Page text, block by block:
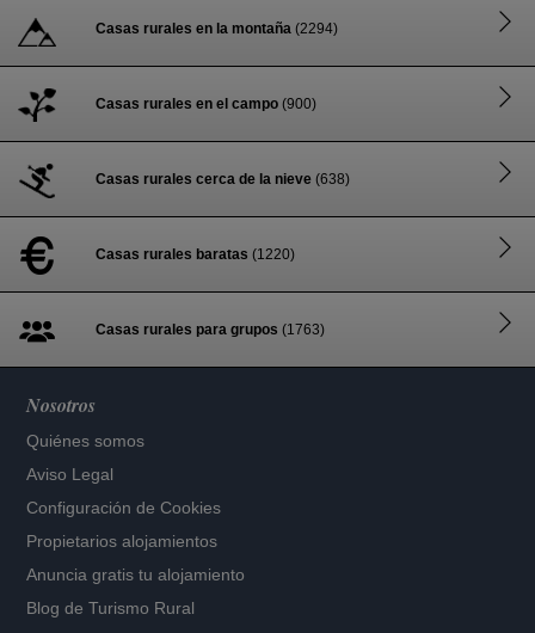
Casas rurales en la montaña (2294)
Casas rurales en el campo (900)
Casas rurales cerca de la nieve (638)
Casas rurales baratas (1220)
Casas rurales para grupos (1763)
Nosotros
Quiénes somos
Aviso Legal
Configuración de Cookies
Propietarios alojamientos
Anuncia gratis tu alojamiento
Blog de Turismo Rural